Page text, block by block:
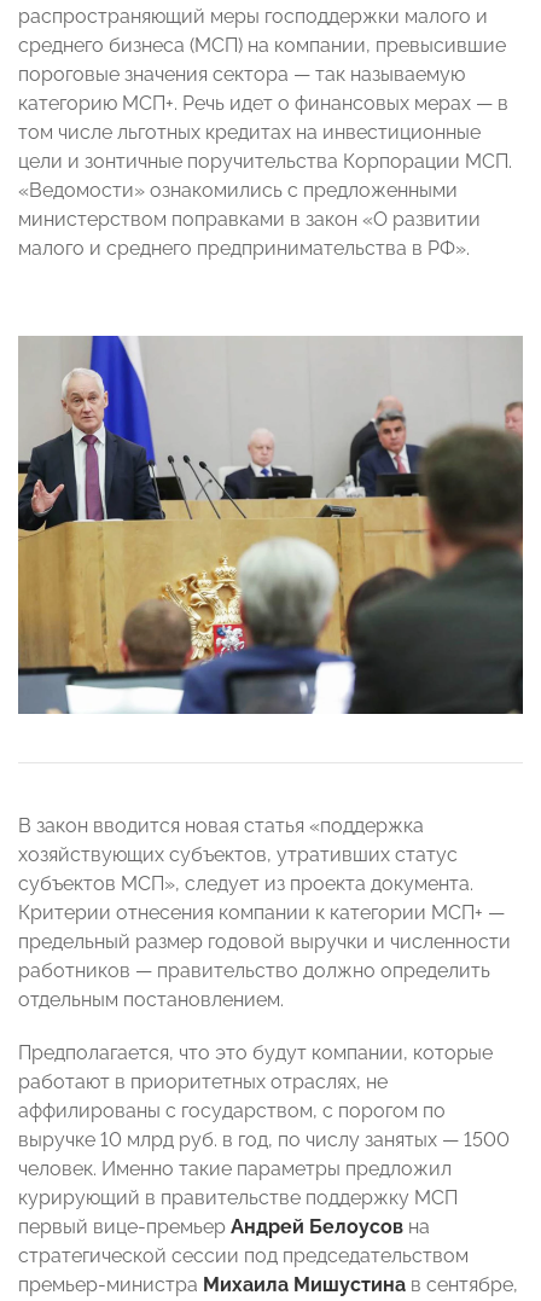
распространяющий меры господдержки малого и
среднего бизнеса (МСП) на компании, превысившие
пороговые значения сектора — так называемую
категорию МСП+. Речь идет о финансовых мерах — в
том числе льготных кредитах на инвестиционные
цели и зонтичные поручительства Корпорации МСП.
«Ведомости» ознакомились с предложенными
министерством поправками в закон «О развитии
малого и среднего предпринимательства в РФ».
В закон вводится новая статья «поддержка
хозяйствующих субъектов, утративших статус
субъектов МСП», следует из проекта документа.
Критерии отнесения компании к категории МСП+ —
предельный размер годовой выручки и численности
работников — правительство должно определить
отдельным постановлением.
Предполагается, что это будут компании, которые
работают в приоритетных отраслях, не
аффилированы с государством, с порогом по
выручке 10 млрд руб. в год, по числу занятых — 1500
человек. Именно такие параметры предложил
курирующий в правительстве поддержку МСП
первый вице-премьер Андрей Белоусов на
стратегической сессии под председательством
премьер-министра Михаила Мишустина в сентябре,